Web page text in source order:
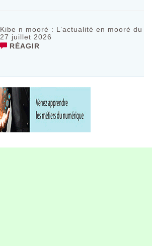
Kibe n mooré : L’actualité en mooré du
27 juillet 2026
RÉAGIR